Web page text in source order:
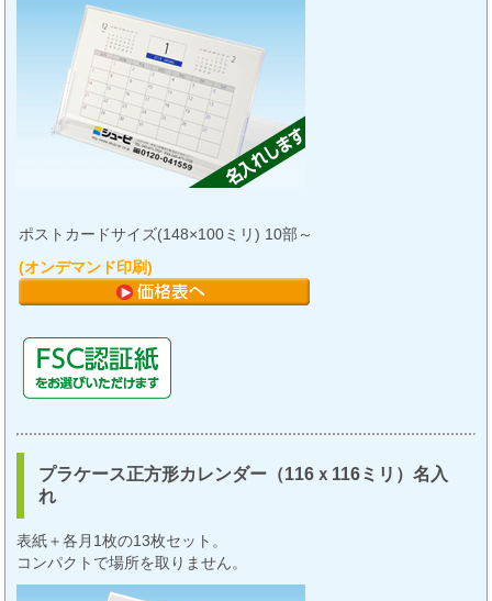
ポストカードサイズ(148×100ミリ) 10部～
(オンデマンド印刷)
プラケース正方形カレンダー（116ｘ116ミリ）名入
れ
表紙＋各月1枚の13枚セット。
コンパクトで場所を取りません。